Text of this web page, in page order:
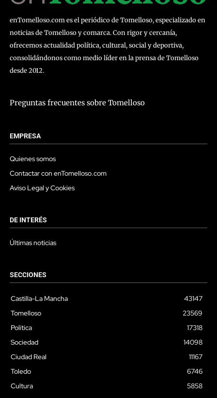
enTomelloso.com es el periódico de Tomelloso, especializado en
noticias de Tomelloso y comarca. Con rigor y cercanía,
ofrecemos actualidad política, cultural, social y deportiva,
consolidándonos como medio líder en la prensa de Tomelloso
desde 2012.
Preguntas frecuentes sobre Tomelloso
EMPRESA
Quienes somos
Contactar con enTomelloso.com
Aviso Legal y Cookies
DE INTERÉS
Últimas noticias
SECCIONES
Castilla-La Mancha
43147
Tomelloso
23569
Política
17318
Sociedad
14098
Ciudad Real
11167
Toledo
6746
Cultura
5858